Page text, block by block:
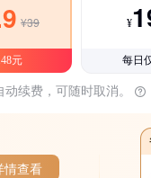
¥39
元
¥
每日
续费，可随时取消。
情查看